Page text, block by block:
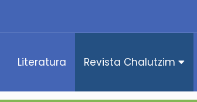
Literatura Revista Chalutzim